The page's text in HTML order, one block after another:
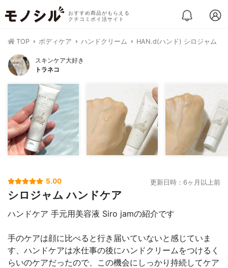
おすすめ商品がもらえる
クチコミポイ活サイト
TOP ボディケア ハンドクリーム HAN.d(ハンド) シロジャム
スキンケア大好き
トラネコ
5.00 更新日時：6ヶ月以上前
シロジャム ハンドケア
ハンドケア 手元用美容液 Siro jamの紹介です
手のケアは顔に比べると行き届いていないと感じていま
す、ハンドケアは水仕事の後にハンドクリームをつけるく
らいのケアだったので、この機会にしっかり持続してケア